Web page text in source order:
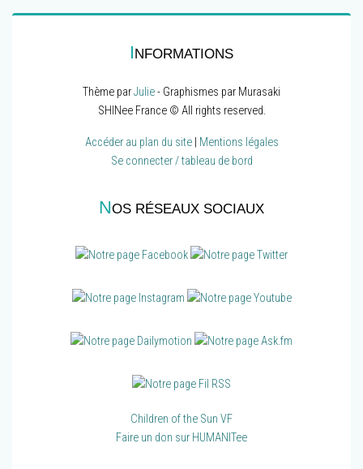
INFORMATIONS
Thème parJulie- Graphismes par Murasaki
SHINee France © All rights reserved.
Accéder au plan du site| Mentions légales
Se connecter / tableau de bord
NOS RÉSEAUX SOCIAUX
Children of the Sun VF
Faire un don sur HUMANITee